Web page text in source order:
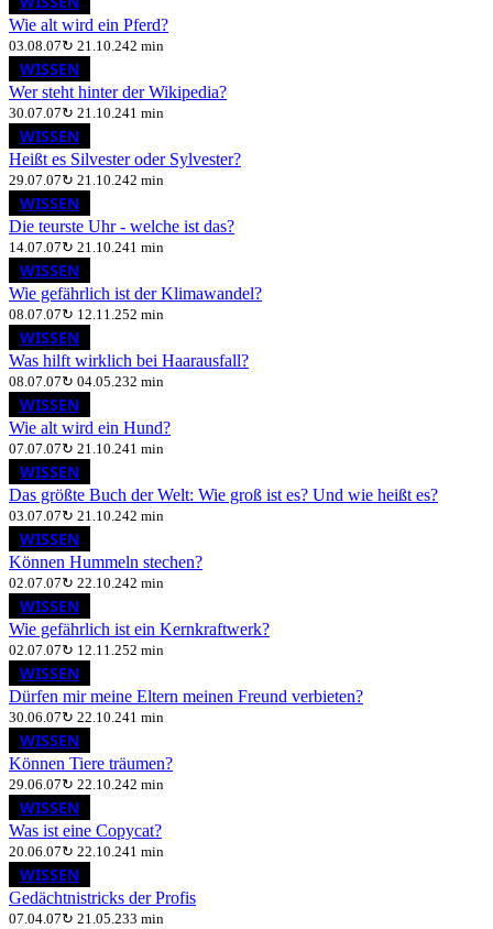
Wie alt wird ein Pferd?
03.08.07↻ 21.10.242 min
WISSEN
Wer steht hinter der Wikipedia?
30.07.07↻ 21.10.241 min
WISSEN
Heißt es Silvester oder Sylvester?
29.07.07↻ 21.10.242 min
WISSEN
Die teurste Uhr - welche ist das?
14.07.07↻ 21.10.241 min
WISSEN
Wie gefährlich ist der Klimawandel?
08.07.07↻ 12.11.252 min
WISSEN
Was hilft wirklich bei Haarausfall?
08.07.07↻ 04.05.232 min
WISSEN
Wie alt wird ein Hund?
07.07.07↻ 21.10.241 min
WISSEN
Das größte Buch der Welt: Wie groß ist es? Und wie heißt es?
03.07.07↻ 21.10.242 min
WISSEN
Können Hummeln stechen?
02.07.07↻ 22.10.242 min
WISSEN
Wie gefährlich ist ein Kernkraftwerk?
02.07.07↻ 12.11.252 min
WISSEN
Dürfen mir meine Eltern meinen Freund verbieten?
30.06.07↻ 22.10.241 min
WISSEN
Können Tiere träumen?
29.06.07↻ 22.10.242 min
WISSEN
Was ist eine Copycat?
20.06.07↻ 22.10.241 min
WISSEN
Gedächtnistricks der Profis
07.04.07↻ 21.05.233 min